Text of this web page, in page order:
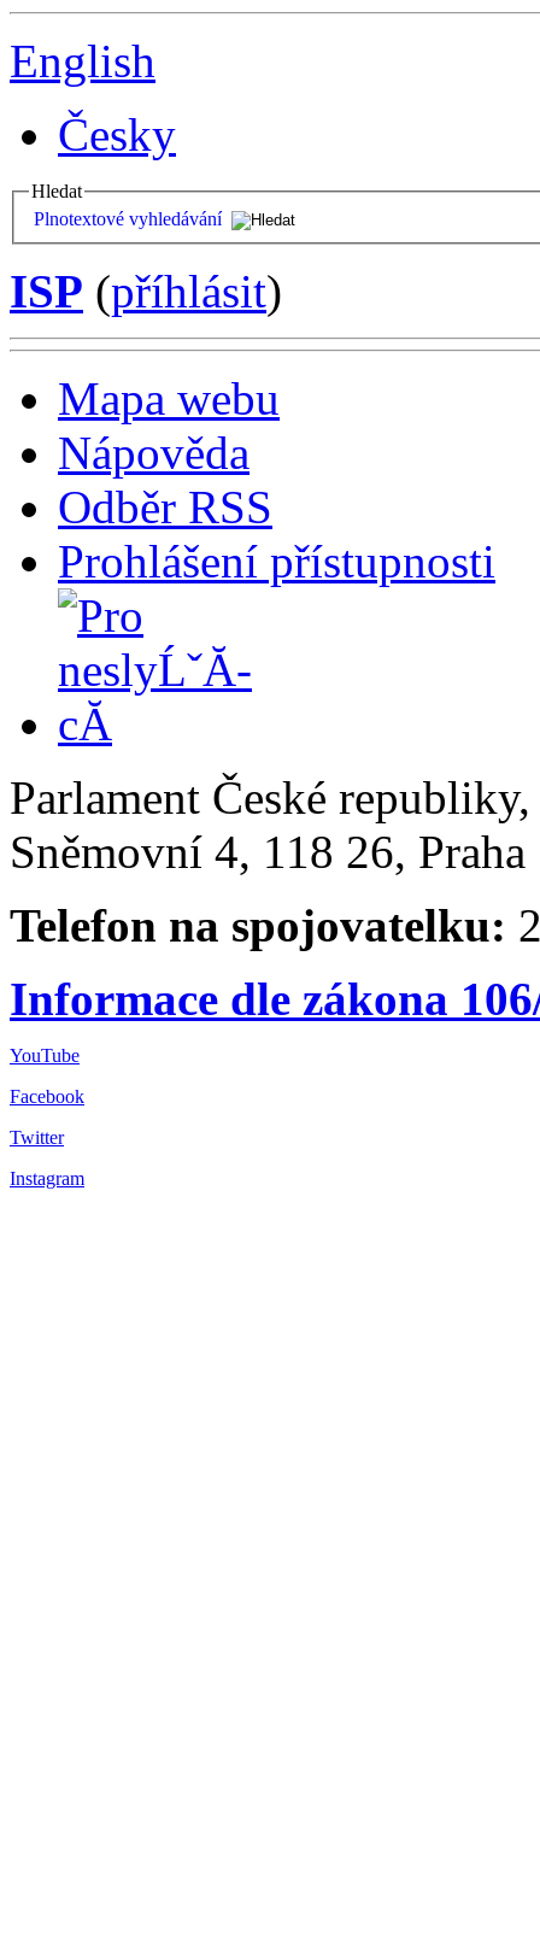
English
Česky
Hledat
Plnotextové vyhledávání
ISP (příhlásit)
Mapa webu
Nápověda
Odběr RSS
Prohlášení přístupnosti
Parlament České
Sněmovní 4, 118 26,
Telefon na spojovatelku:
Informace dle zákona
YouTube
Facebook
Twitter
Instagram